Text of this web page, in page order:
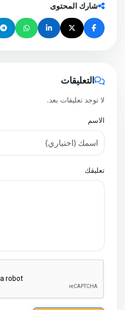
شارك المحتوى
التعليقات
لا توجد تعليقات بعد.
الاسم
تعليقك